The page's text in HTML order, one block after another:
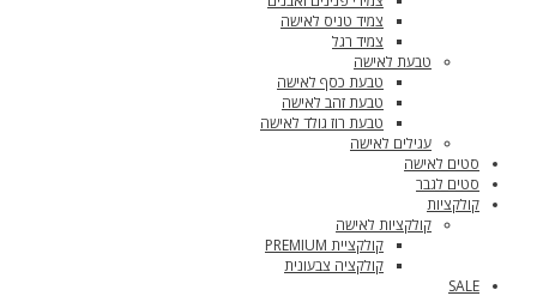
צמיד טניס לאישה
צמיד רגל
טבעת לאישה
טבעת כסף לאישה
טבעת זהב לאישה
טבעת רוז גולד לאישה
עגילים לאישה
סטים לאישה
סטים לגבר
קולקציות
קולקציות לאישה
קולקציית PREMIUM
קולקציה צבעונית
SALE